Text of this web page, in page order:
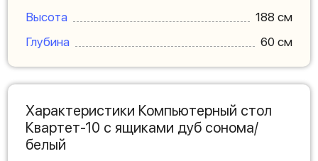
Высота
188 см
Глубина
60 см
Характеристики Компьютерный стол
Квартет-10 с ящиками дуб сонома/
белый